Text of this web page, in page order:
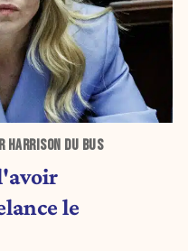
HARRISON DU BUS
le